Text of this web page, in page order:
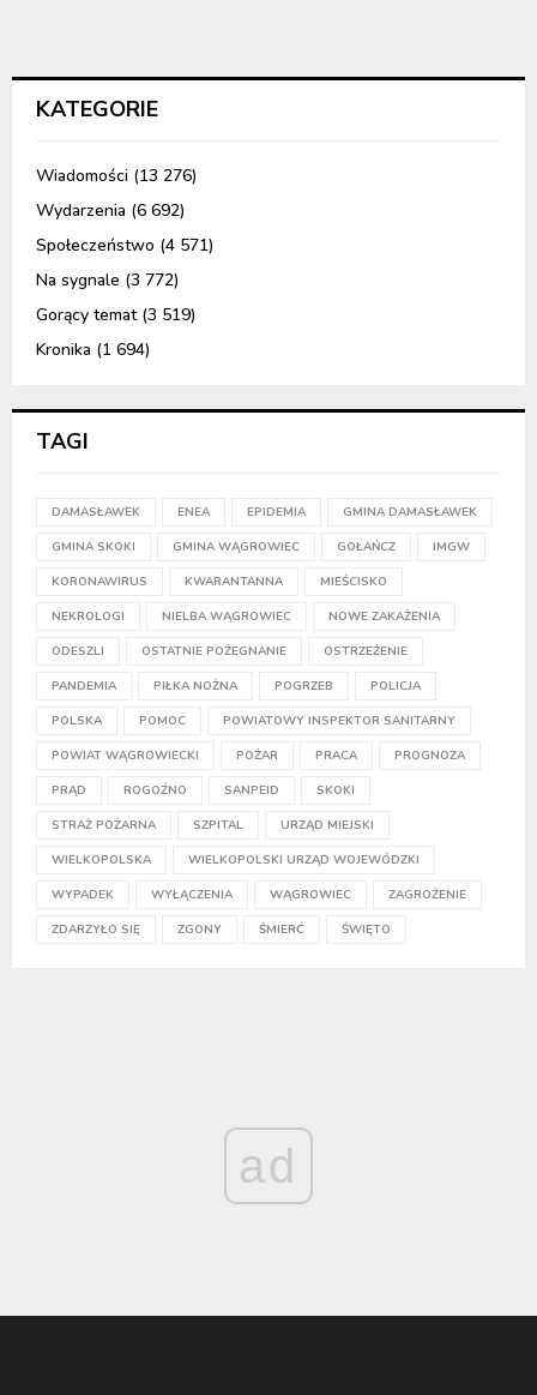
KATEGORIE
Wiadomości (13 276)
Wydarzenia (6 692)
Społeczeństwo (4 571)
Na sygnale (3 772)
Gorący temat(3 519)
Kronika (1 694)
TAGI
DAMASŁAWEK ENEA EPIDEMIA GMINA DAMASŁAWEK
GMINA SKOKI GMINA WĄGROWIEC GOŁAŃCZ IMGW
KORONAWIRUS KWARANTANNA MIEŚCISKO
NEKROLOGI NIELBA WĄGROWIEC NOWE ZAKAŻENIA
ODESZLI OSTATNIE POŻEGNANIE OSTRZEŻENIE
PANDEMIA PIŁKA NOŻNA POGRZEB POLICJA
POLSKA POMOC POWIATOWY INSPEKTOR SANITARNY
POWIAT WĄGROWIECKI POŻAR PRACA PROGNOZA
PRĄD ROGOŹNO SANPEID SKOKI
STRAŻ POŻARNA SZPITAL URZĄD MIEJSKI
WIELKOPOLSKA WIELKOPOLSKI URZĄD WOJEWÓDZKI
WYPADEK WYŁĄCZENIA WĄGROWIEC ZAGROŻENIE
ZDARZYŁO SIĘ ZGONY ŚMIERĆ ŚWIĘTO
ad